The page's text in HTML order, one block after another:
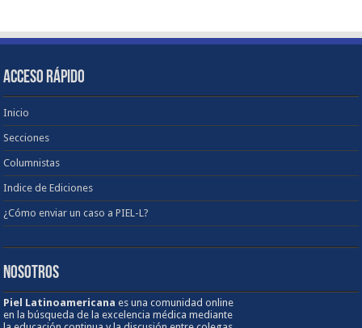
ACCESO RÁPIDO
Inicio
Secciones
Columnistas
Indice de Ediciones
¿Cómo enviar un caso a PIEL-L?
NOSOTROS
Piel Latinoamericanaes una comunidad online
en la búsqueda de la excelencia médica mediante